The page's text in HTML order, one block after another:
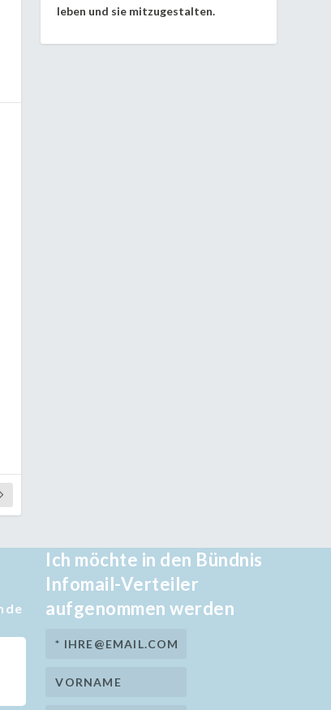
leben und sie mitzugestalten.
Ich möchte in den Bündnis
Infomail-Verteiler
aufgenommen werden